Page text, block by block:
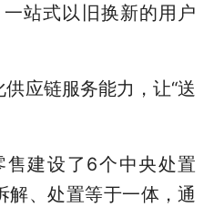
站式以旧换新的用户
应链服务能力，让“送
建设了6个中央处置
解、处置等于一体，通